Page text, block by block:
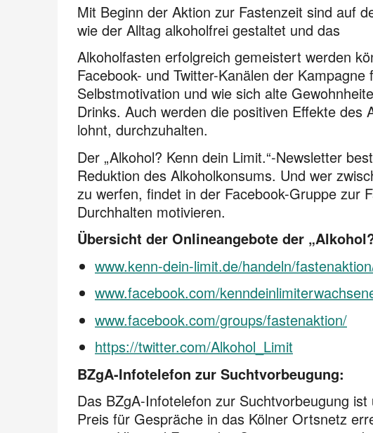
Mit Beginn der Aktion zur Fastenzeit sind auf
wie der Alltag alkoholfrei gestaltet und das
Alkoholfasten erfolgreich gemeistert werden
Facebook- und Twitter-Kanälen der
Selbstmotivation und wie sich alte
Drinks. Auch werden die positiven Effekte
lohnt, durchzuhalten.
Der „Alkohol? Kenn dein Limit.“-Newsletter
Reduktion des Alkoholkonsums. Und wer
zu werfen, findet in der Facebook-Gruppe zur
Durchhalten motivieren.
Übersicht der Onlineangebote der
www.kenn-dein-limit.de/handeln/
www.facebook.com/
www.facebook.com/groups/fastenaktion/
https://twitter.com/Alkohol_Limit
BZgA-Infotelefon zur Suchtvorbeugung:
Das BZgA-Infotelefon zur Suchtvorbeugung
Preis für Gespräche in das Kölner Ortsnetz